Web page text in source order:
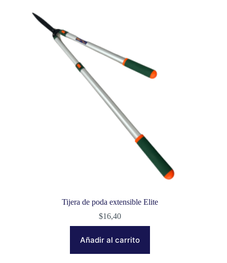
Tijera de poda extensible Elite
$16,40
Añadir al carrito